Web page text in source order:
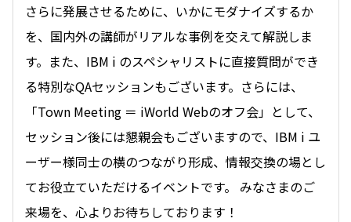
さらに発展させるために、いかにモダナイズするか
を、国内外の講師がリアルな事例を交えて解説しま
す。また、IBM i のスペシャリストに直接質問ができ
る特別なQAセッションもございます。さらには、
「Town Meeting ＝ iWorld Webのオフ会」として、
セッション後には懇親会もございますので、IBM i ユ
ーザー様同士の横のつながり形成、情報交換の場とし
てお役立ていただけるイベントです。 みなさまのご
来場を、心よりお待ちしております！